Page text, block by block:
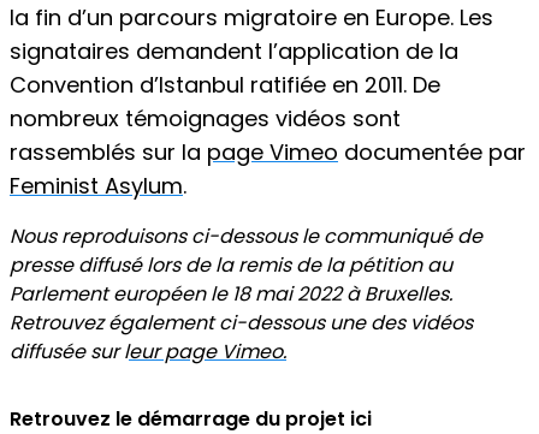
la fin d’un parcours migratoire en Europe. Les
signataires demandent l’application de la
Convention d’Istanbul ratifiée en 2011. De
nombreux témoignages vidéos sont
rassemblés sur la page Vimeo documentée par
Feminist Asylum.
Nous reproduisons ci-dessous le communiqué de
presse diffusé lors de la remis de la pétition au
Parlement européen le 18 mai 2022 à Bruxelles.
Retrouvez également ci-dessous une des vidéos
diffusée sur leur page Vimeo.
Retrouvez le démarrage du projet ici